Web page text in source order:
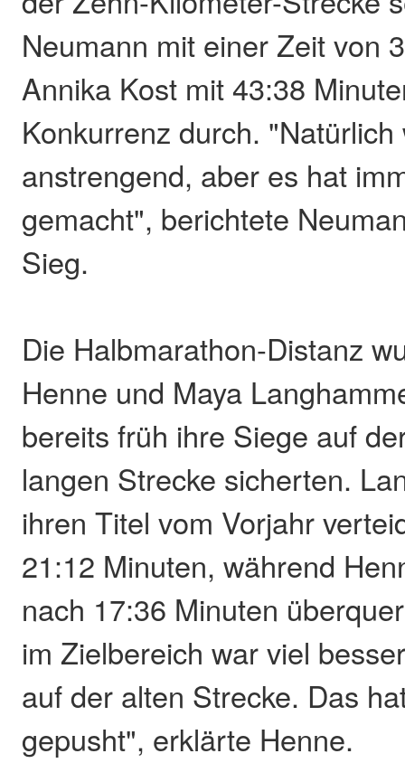
Neumann mit einer Zeit von
Annika Kost mit 43:38
Konkurrenz durch. "Natürlich
anstrengend, aber es hat
gemacht", berichtete
Sieg.
Die Halbmarathon-Distanz
Henne und Maya
bereits früh ihre Siege auf
langen Strecke sicherten.
ihren Titel vom Vorjahr
21:12 Minuten, während
nach 17:36 Minuten
im Zielbereich war viel
auf der alten Strecke. Das
gepusht", erklärte Henne.